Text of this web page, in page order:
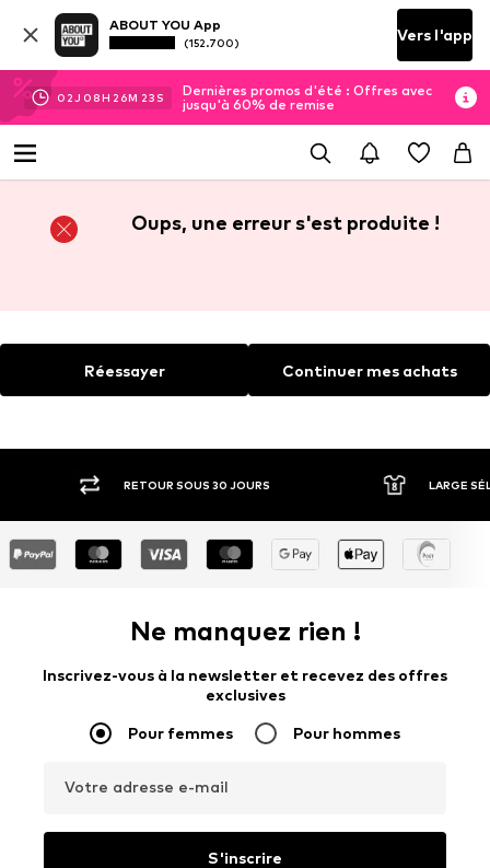
ABOUT YOU App
(152.700) Vers l'app
02J 08H 26M 23 S
Dernières promos d'été : Offres avec
jusqu'à 60% de remise
Oups, une erreur s'est produite !
Réessayer Continuer mes achats
RETOUR SOUS 30 JOURS LARGE
Ne manquez rien !
Inscrivez-vous à la newsletter et recevez des offres
exclusives
Pour femmes Pour hommes
Votre adresse e-mail
S'inscrire